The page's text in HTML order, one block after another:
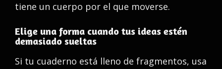
tiene un cuerpo por el que moverse.
Elige una forma cuando tus ideas estén
demasiado sueltas
Si tu cuaderno está lleno de fragmentos, usa